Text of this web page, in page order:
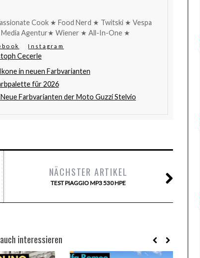
Cook ★ Food Nerd ★ Twitski ★ Vespa
Media Agentur★ Wiener ★ All-In-One ★
Instagram
Cecerle
in neuen Farbvarianten
für 2026
Farbvarianten der Moto Guzzi Stelvio
NÄCHSTER ARTIKEL
TEST PIAGGIO MP3 530 HPE
interessieren